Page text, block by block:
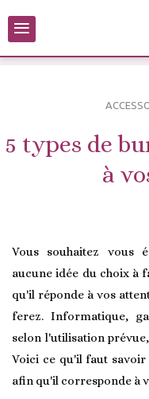
≡
5 types de
à
Vous souhaitez vous
aucune idée du choix à
qu'il réponde à vos
ferez. Informatique,
selon l'utilisation
Voici ce qu'il faut
afin qu'il corresponde à